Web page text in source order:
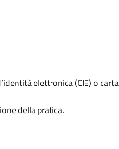
elettronica (CIE) o carta
della pratica.